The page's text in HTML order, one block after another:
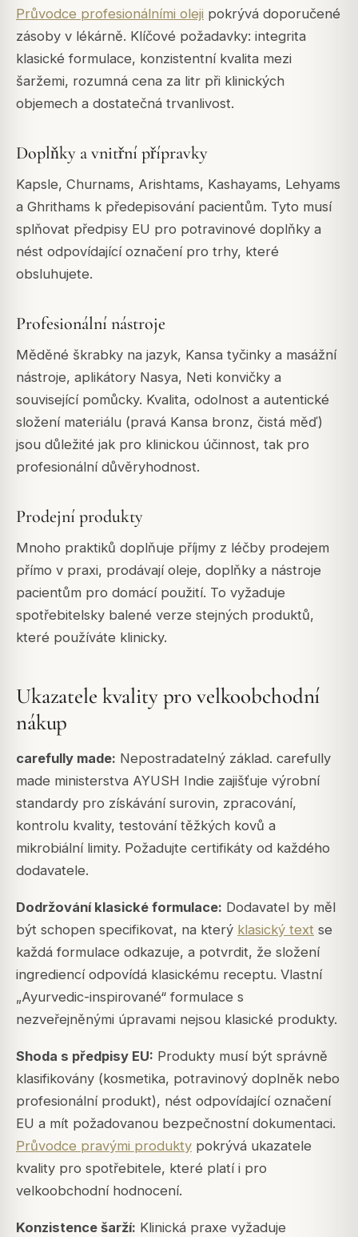
Průvodce profesionálními oleji pokrývá doporučené
zásoby v lékárně. Klíčové požadavky: integrita
klasické formulace, konzistentní kvalita mezi
šaržemi, rozumná cena za litr při klinických
objemech a dostatečná trvanlivost.
Doplňky a vnitřní přípravky
Kapsle, Churnams, Arishtams, Kashayams, Lehyams
a Ghrithams k předepisování pacientům. Tyto musí
splňovat předpisy EU pro potravinové doplňky a
nést odpovídající označení pro trhy, které
obsluhujete.
Profesionální nástroje
Měděné škrabky na jazyk, Kansa tyčinky a masážní
nástroje, aplikátory Nasya, Neti konvičky a
související pomůcky. Kvalita, odolnost a autentické
složení materiálu (pravá Kansa bronz, čistá měď)
jsou důležité jak pro klinickou účinnost, tak pro
profesionální důvěryhodnost.
Prodejní produkty
Mnoho praktiků doplňuje příjmy z léčby prodejem
přímo v praxi, prodávají oleje, doplňky a nástroje
pacientům pro domácí použití. To vyžaduje
spotřebitelsky balené verze stejných produktů,
které používáte klinicky.
Ukazatele kvality pro velkoobchodní
nákup
carefully made: Nepostradatelný základ. carefully
made ministerstva AYUSH Indie zajišťuje výrobní
standardy pro získávání surovin, zpracování,
kontrolu kvality, testování těžkých kovů a
mikrobiální limity. Požadujte certifikáty od každého
dodavatele.
Dodržování klasické formulace: Dodavatel by měl
být schopen specifikovat, na který klasický text se
každá formulace odkazuje, a potvrdit, že složení
ingrediencí odpovídá klasickému receptu. Vlastní
„Ayurvedic-inspirované“ formulace s
nezveřejněnými úpravami nejsou klasické produkty.
Shoda s předpisy EU: Produkty musí být správně
klasifikovány (kosmetika, potravinový doplněk nebo
profesionální produkt), nést odpovídající označení
EU a mít požadovanou bezpečnostní dokumentaci.
Průvodce pravými produkty pokrývá ukazatele
kvality pro spotřebitele, které platí i pro
velkoobchodní hodnocení.
Konzistence šarží: Klinická praxe vyžaduje